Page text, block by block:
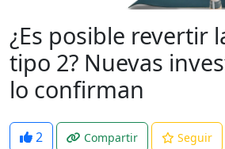
¿Es posible revertir
tipo 2? Nuevas
lo confirman
2 Compartir Seguir